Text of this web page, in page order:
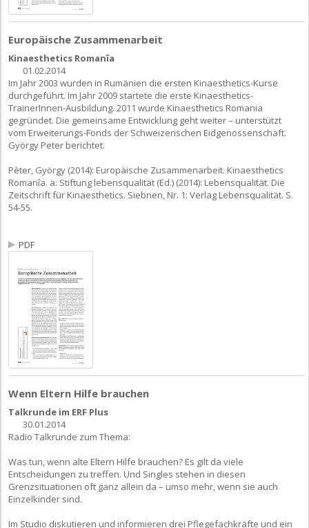
Europäische Zusammenarbeit
Kinaesthetics Romanîa
01.02.2014
Im Jahr 2003 wurden in Rumänien die ersten Kinaesthetics-Kurse
durchgeführt. Im Jahr 2009 startete die erste Kinaesthetics-
TrainerInnen-Ausbildung. 2011 wurde Kinaesthetics Romania
gegründet. Die gemeinsame Entwicklung geht weiter – unterstützt
vom Erweiterungs-Fonds der Schweizerischen Eidgenossenschaft.
György Peter berichtet.
Pèter, György (2014): Europäische Zusammenarbeit. Kinaesthetics
Romanîa. a: Stiftung lebensqualität (Ed.) (2014): Lebensqualität. Die
Zeitschrift für Kinaesthetics. Siebnen, Nr. 1: Verlag Lebensqualität. S.
54-55.
PDF
Wenn Eltern Hilfe brauchen
Talkrunde im ERF Plus
30.01.2014
Radio Talkrunde zum Thema:
Was tun, wenn alte Eltern Hilfe brauchen? Es gilt da viele
Entscheidungen zu treffen. Und Singles stehen in diesen
Grenzsituationen oft ganz allein da – umso mehr, wenn sie auch
Einzelkinder sind.
Im Studio diskutieren und informieren drei Pflegefachkräfte und ein